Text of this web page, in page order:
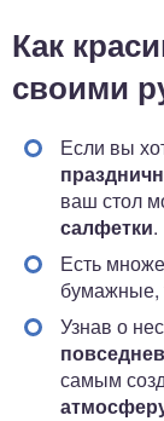
Как
своими
Если вы
ваш стол
салфетки.
Есть
бумажные,
Узнав о
самым